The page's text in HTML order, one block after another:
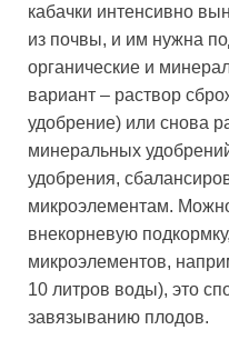
кабачки интенсивно
из почвы, и им нужна
органические и
вариант – раствор
удобрение) или снова
минеральных
удобрения,
микроэлементам.
внекорневую
микроэлементов,
10 литров воды), это
завязыванию плодов.